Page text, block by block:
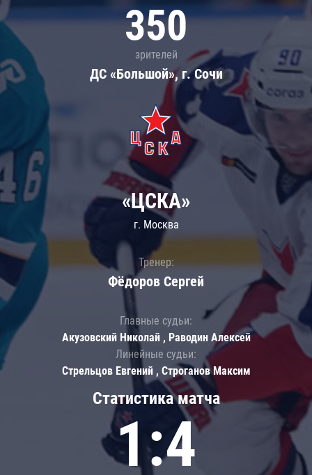
350
зрителей
ДС «Большой», г. Сочи
Статистика матча
1:4
«ЦСКА»
г. Москва
Тренер:
Фёдоров Сергей
Главные судьи:
Акузовский Николай , Раводин Алексей
Линейные судьи:
Стрельцов Евгений , Строганов Максим